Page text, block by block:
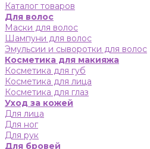
Каталог товаров
Для волос
Маски для волос
Шампуни для волос
Эмульсии и сыворотки для волос
Косметика для макияжа
Косметика для губ
Косметика для лица
Косметика для глаз
Уход за кожей
Для лица
Для ног
Для рук
Для бровей